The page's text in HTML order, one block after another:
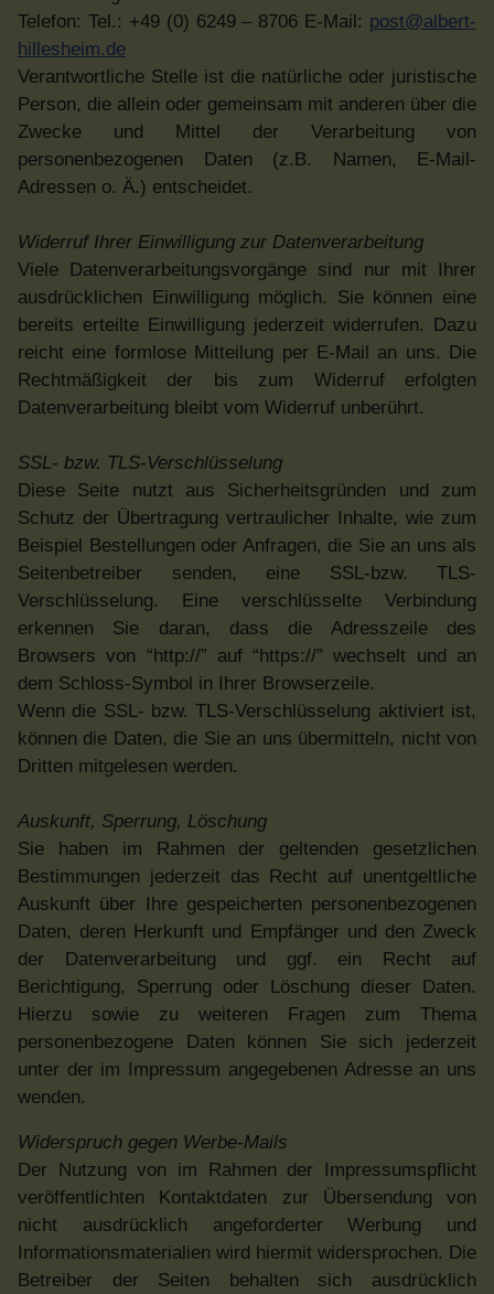
Telefon: Tel.: +49 (0) 6249 – 8706 E-Mail: post@albert-
hillesheim.de
Verantwortliche Stelle ist die natürliche oder juristische
Person, die allein oder gemeinsam mit anderen über die
Zwecke und Mittel der Verarbeitung von
personenbezogenen Daten (z.B. Namen, E-Mail-
Adressen o. Ä.) entscheidet.
Widerruf Ihrer Einwilligung zur Datenverarbeitung
Viele Datenverarbeitungsvorgänge sind nur mit Ihrer
ausdrücklichen Einwilligung möglich. Sie können eine
bereits erteilte Einwilligung jederzeit widerrufen. Dazu
reicht eine formlose Mitteilung per E-Mail an uns. Die
Rechtmäßigkeit der bis zum Widerruf erfolgten
Datenverarbeitung bleibt vom Widerruf unberührt.
SSL- bzw. TLS-Verschlüsselung
Diese Seite nutzt aus Sicherheitsgründen und zum
Schutz der Übertragung vertraulicher Inhalte, wie zum
Beispiel Bestellungen oder Anfragen, die Sie an uns als
Seitenbetreiber senden, eine SSL-bzw. TLS-
Verschlüsselung. Eine verschlüsselte Verbindung
erkennen Sie daran, dass die Adresszeile des
Browsers von “http://” auf “https://” wechselt und an
dem Schloss-Symbol in Ihrer Browserzeile.
Wenn die SSL- bzw. TLS-Verschlüsselung aktiviert ist,
können die Daten, die Sie an uns übermitteln, nicht von
Dritten mitgelesen werden.
Auskunft, Sperrung, Löschung
Sie haben im Rahmen der geltenden gesetzlichen
Bestimmungen jederzeit das Recht auf unentgeltliche
Auskunft über Ihre gespeicherten personenbezogenen
Daten, deren Herkunft und Empfänger und den Zweck
der Datenverarbeitung und ggf. ein Recht auf
Berichtigung, Sperrung oder Löschung dieser Daten.
Hierzu sowie zu weiteren Fragen zum Thema
personenbezogene Daten können Sie sich jederzeit
unter der im Impressum angegebenen Adresse an uns
wenden.
Widerspruch gegen Werbe-Mails
Der Nutzung von im Rahmen der Impressumspflicht
veröffentlichten Kontaktdaten zur Übersendung von
nicht ausdrücklich angeforderter Werbung und
Informationsmaterialien wird hiermit widersprochen. Die
Betreiber der Seiten behalten sich ausdrücklich